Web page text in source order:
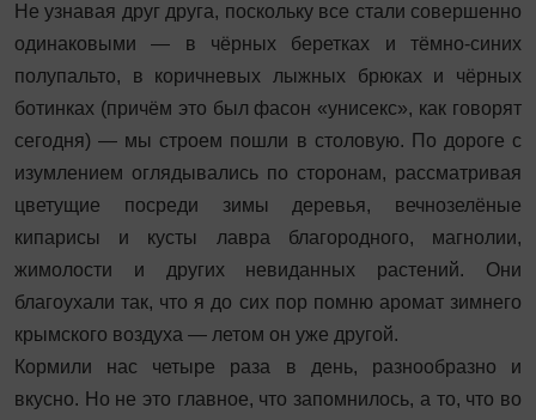
Не узнавая друг друга, поскольку все стали совершенно
одинаковыми — в чёрных беретках и тёмно-синих
полупальто, в коричневых лыжных брюках и чёрных
ботинках (причём это был фасон «унисекс», как говорят
сегодня) — мы строем пошли в столовую. По дороге с
изумлением оглядывались по сторонам, рассматривая
цветущие посреди зимы деревья, вечнозелёные
кипарисы и кусты лавра благородного, магнолии,
жимолости и других невиданных растений. Они
благоухали так, что я до сих пор помню аромат зимнего
крымского воздуха — летом он уже другой.
Кормили нас четыре раза в день, разнообразно и
вкусно. Но не это главное, что запомнилось, а то, что во